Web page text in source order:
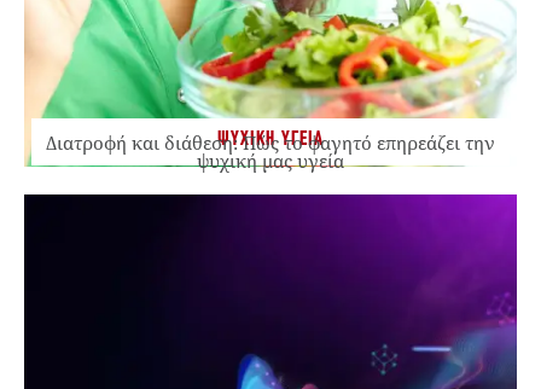
ΨΥΧΙΚΗ ΥΓΕΙΑ
Διατροφή και διάθεση: Πώς το φαγητό επηρεάζει την
ψυχική μας υγεία